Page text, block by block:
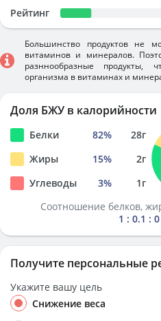
Рейтинг
Большинство продуктов не
витаминов и минералов.
разннообразные продукты,
организма в витаминах и
Доля БЖУ в калорийности
Белки 82% 28г
Жиры
15% 2г
Углеводы
3% 1г
Соотношение белков,
1 : 0.1 : 0
Получите персональные
Укажите вашу цель
Снижение веса